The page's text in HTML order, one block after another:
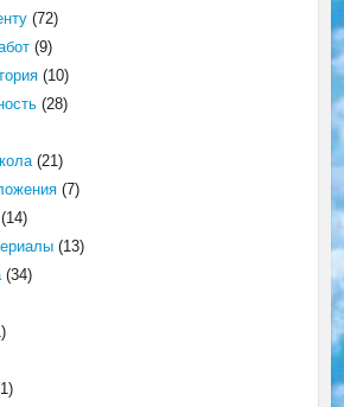
(72)
(9)
(10)
(28)
(21)
(7)
(13)
(34)